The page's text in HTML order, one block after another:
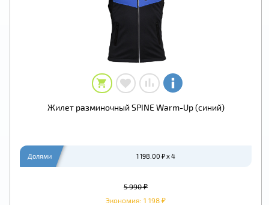
Жилет разминочный SPINE Warm-Up (синий)
Долями 1 198.00 ₽ x 4
5 990 ₽
Экономия: 1 198 ₽